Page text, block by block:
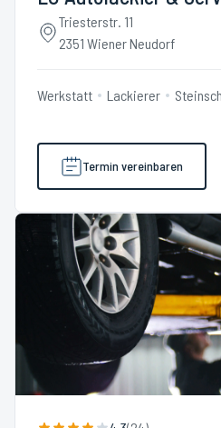
Triesterstr. 11
2351 Wiener Neudorf
Werkstatt Lackierer
Termin vereinbaren